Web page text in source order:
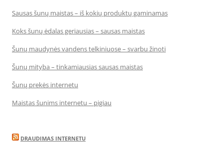
Sausas šunų maistas – iš kokių produktų gaminamas
Koks šunų ėdalas geriausias – sausas maistas
Šunų maudynės vandens telkiniuose – svarbu žinoti
Šunų mityba – tinkamiausias sausas maistas
Šunų prekės internetu
Maistas šunims internetu – pigiau
DRAUDIMAS INTERNETU